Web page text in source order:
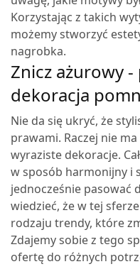
Korzystając z takich
możemy stworzyć
nagrobka.
Znicz ażurowy
dekoracja
Nie da się ukryć, że
prawami. Raczej nie
wyraziste dekoracje.
w sposób harmonijny i
jednocześnie pasować
wiedzieć, że w tej
rodzaju trendy, które
Zdajemy sobie z tego
ofertę do różnych